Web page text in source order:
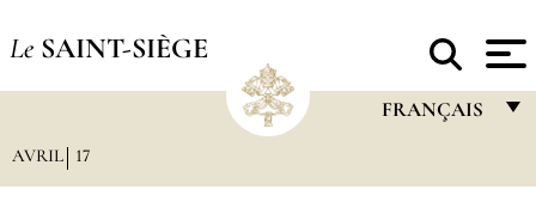
Le SAINT-SIÈGE
FRANÇAIS
AVRIL 17